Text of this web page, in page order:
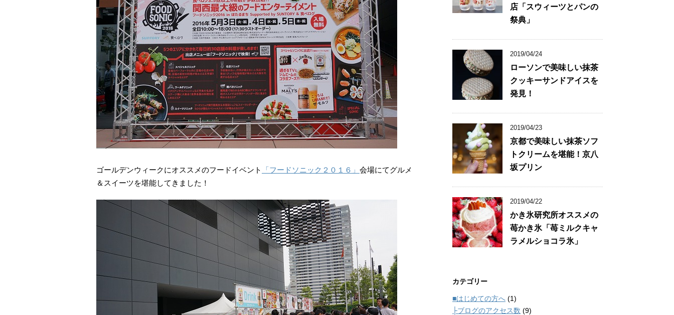
ゴールデンウィークにオススメのフードイベント 「フードソニック２０１６」 会場にてグルメ
＆スイーツを堪能してきました！
店「スウィーツとパンの
祭典」
2019/04/24
ローソンで美味しい抹茶
クッキーサンドアイスを
発見！
2019/04/23
京都で美味しい抹茶ソフ
トクリームを堪能！京八
坂プリン
2019/04/22
かき氷研究所オススメの
苺かき氷「苺ミルクキャ
ラメルショコラ氷」
カテゴリー
■はじめての方へ (1)
├ブログのアクセス数 (9)